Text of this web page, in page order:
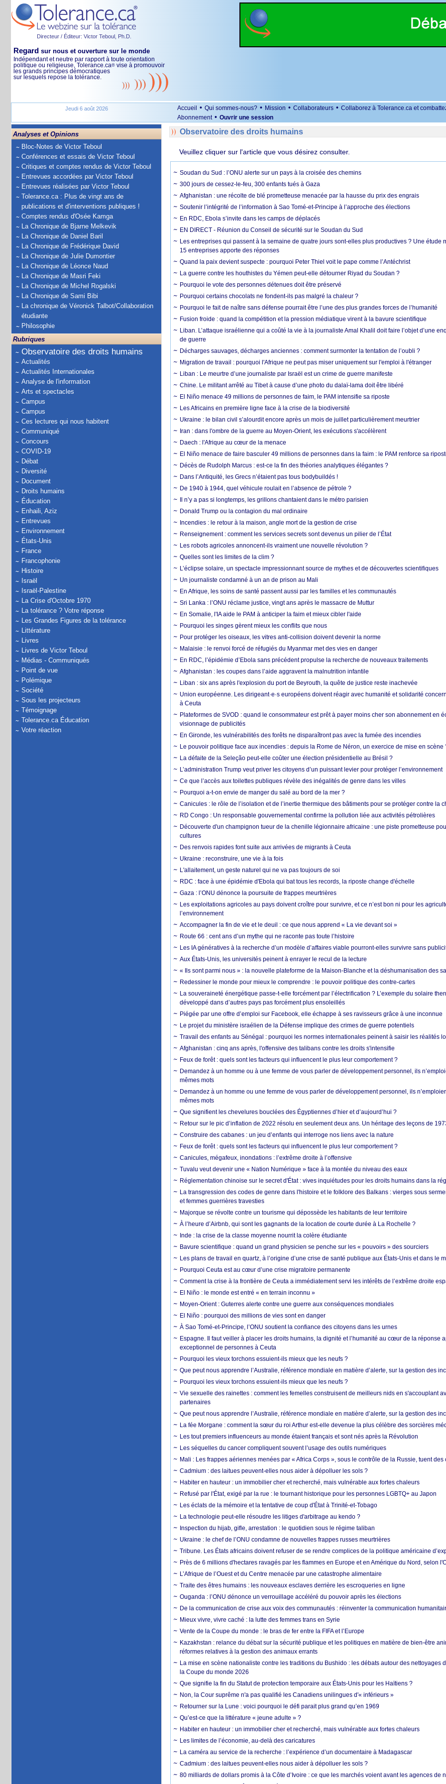
Directeur / Éditeur: Victor Teboul, Ph.D.
Regard sur nous et ouverture sur le monde
Indépendant et neutre par rapport à toute orientation
politique ou religieuse, Tolerance.ca® vise à promouvoir
les grands principes démocratiques
sur lesquels repose la tolérance.
Jeudi 6 août 2026 Accueil • Qui sommes-nous? • Mission • Collaborateurs • Collaborez à Tolerance.ca et
Abonnement • Ouvrir une session
Analyses et Opinions
Bloc-Notes de Victor Teboul
Conférences et essais de Victor Teboul
Critiques et comptes rendus de Victor Teboul
Entrevues accordées par Victor Teboul
Entrevues réalisées par Victor Teboul
Tolerance.ca : Plus de vingt ans de
publications et d'interventions publiques !
Comptes rendus d'Osée Kamga
La Chronique de Bjarne Melkevik
La Chronique de Daniel Baril
La Chronique de Frédérique David
La Chronique de Julie Dumontier
La Chronique de Léonce Naud
La Chronique de Masri Feki
La Chronique de Michel Rogalski
La Chronique de Sami Bibi
La chronique de Véronick Talbot/Collaboration
étudiante
Philosophie
Rubriques
Observatoire des droits humains
Actualités
Actualités Internationales
Analyse de l'information
Arts et spectacles
Campus
Campus
Ces lectures qui nous habitent
Communiqué
Concours
COVID-19
Débat
Diversité
Document
Droits humains
Éducation
Enhaili, Aziz
Entrevues
Environnement
États-Unis
France
Francophonie
Histoire
Israël
Israël-Palestine
La Crise d'Octobre 1970
La tolérance ? Votre réponse
Les Grandes Figures de la tolérance
Littérature
Livres
Livres de Victor Teboul
Médias - Communiqués
Point de vue
Polémique
Société
Sous les projecteurs
Témoignage
Tolerance.ca Éducation
Votre réaction
Observatoire des droits humains
Veuillez cliquer sur l'article que vous désirez consulter.
Soudan du Sud : l’ONU alerte sur un pays à la croisée des chemins
300 jours de cessez-le-feu, 300 enfants tués à Gaza
Afghanistan : une récolte de blé prometteuse menacée par la hausse du prix des engrais
Soutenir l’intégrité de l’information à Sao Tomé-et-Principe à l’approche des élections
En RDC, Ebola s’invite dans les camps de déplacés
EN DIRECT - Réunion du Conseil de sécurité sur le Soudan du Sud
Les entreprises qui passent à la semaine de quatre jours sont-elles plus productives ? Une étude
15 entreprises apporte des réponses
Quand la paix devient suspecte : pourquoi Peter Thiel voit le pape comme l’Antéchrist
La guerre contre les houthistes du Yémen peut-elle détourner Riyad du Soudan ?
Pourquoi le vote des personnes détenues doit être préservé
Pourquoi certains chocolats ne fondent-ils pas malgré la chaleur ?
Pourquoi le fait de naître sans défense pourrait être l’une des plus grandes forces de l’humanité
Fusion froide : quand la compétition et la pression médiatique virent à la bavure scientifique
Liban. L’attaque israélienne qui a coûté la vie à la journaliste Amal Khalil doit faire l’objet d’une
de guerre
Décharges sauvages, décharges anciennes : comment surmonter la tentation de l’oubli ?
Migration de travail : pourquoi l'Afrique ne peut pas miser uniquement sur l'emploi à l'étranger
Liban : Le meurtre d’une journaliste par Israël est un crime de guerre manifeste
Chine. Le militant arrêté au Tibet à cause d’une photo du dalaï-lama doit être libéré
El Niño menace 49 millions de personnes de faim, le PAM intensifie sa riposte
Les Africains en première ligne face à la crise de la biodiversité
Ukraine : le bilan civil s’alourdit encore après un mois de juillet particulièrement meurtrier
Iran : dans l'ombre de la guerre au Moyen-Orient, les exécutions s'accélèrent
Daech : l'Afrique au cœur de la menace
El Niño menace de faire basculer 49 millions de personnes dans la faim : le PAM renforce sa
Décès de Rudolph Marcus : est-ce la fin des théories analytiques élégantes ?
Dans l’Antiquité, les Grecs n’étaient pas tous bodybuildés !
De 1940 à 1944, quel véhicule roulait en l’absence de pétrole ?
Il n’y a pas si longtemps, les grillons chantaient dans le métro parisien
Donald Trump ou la contagion du mal ordinaire
Incendies : le retour à la maison, angle mort de la gestion de crise
Renseignement : comment les services secrets sont devenus un pilier de l’État
Les robots agricoles annoncent-ils vraiment une nouvelle révolution ?
Quelles sont les limites de la clim ?
L’éclipse solaire, un spectacle impressionnant source de mythes et de découvertes scientifiques
Un journaliste condamné à un an de prison au Mali
En Afrique, les soins de santé passent aussi par les familles et les communautés
Sri Lanka : l’ONU réclame justice, vingt ans après le massacre de Muttur
En Somalie, l'IA aide le PAM à anticiper la faim et mieux cibler l'aide
Pourquoi les singes gèrent mieux les conflits que nous
Pour protéger les oiseaux, les vitres anti-collision doivent devenir la norme
Malaisie : le renvoi forcé de réfugiés du Myanmar met des vies en danger
En RDC, l’épidémie d’Ebola sans précédent propulse la recherche de nouveaux traitements
Afghanistan : les coupes dans l’aide aggravent la malnutrition infantile
Liban : six ans après l'explosion du port de Beyrouth, la quête de justice reste inachevée
Union européenne. Les dirigeant·e·s européens doivent réagir avec humanité et solidarité
à Ceuta
Plateformes de SVOD : quand le consommateur est prêt à payer moins cher son abonnement en
visionnage de publicités
En Gironde, les vulnérabilités des forêts ne disparaîtront pas avec la fumée des incendies
Le pouvoir politique face aux incendies : depuis la Rome de Néron, un exercice de mise en scène
La défaite de la Seleção peut-elle coûter une élection présidentielle au Brésil ?
L’administration Trump veut priver les citoyens d’un puissant levier pour protéger l’environnement
Ce que l’accès aux toilettes publiques révèle des inégalités de genre dans les villes
Pourquoi a-t-on envie de manger du salé au bord de la mer ?
Canicules : le rôle de l’isolation et de l’inertie thermique des bâtiments pour se protéger contre la
RD Congo : Un responsable gouvernemental confirme la pollution liée aux activités pétrolières
Découverte d'un champignon tueur de la chenille légionnaire africaine : une piste prometteuse
cultures
Des renvois rapides font suite aux arrivées de migrants à Ceuta
Ukraine : reconstruire, une vie à la fois
L'allaitement, un geste naturel qui ne va pas toujours de soi
RDC : face à une épidémie d'Ebola qui bat tous les records, la riposte change d'échelle
Gaza : l’ONU dénonce la poursuite de frappes meurtrières
Les exploitations agricoles au pays doivent croître pour survivre, et ce n’est bon ni pour les
l’environnement
Accompagner la fin de vie et le deuil : ce que nous apprend « La vie devant soi »
Route 66 : cent ans d’un mythe qui ne raconte pas toute l’histoire
Les IA génératives à la recherche d’un modèle d’affaires viable pourront-elles survivre sans
Aux États-Unis, les universités peinent à enrayer le recul de la lecture
« Ils sont parmi nous » : la nouvelle plateforme de la Maison-Blanche et la déshumanisation des
Redessiner le monde pour mieux le comprendre : le pouvoir politique des contre-cartes
La souveraineté énergétique passe-t-elle forcément par l’électrification ? L’exemple du solaire
développé dans d’autres pays pas forcément plus ensoleillés
Piégée par une offre d’emploi sur Facebook, elle échappe à ses ravisseurs grâce à une inconnue
Le projet du ministère israélien de la Défense implique des crimes de guerre potentiels
Travail des enfants au Sénégal : pourquoi les normes internationales peinent à saisir les réalités
Afghanistan : cinq ans après, l'offensive des talibans contre les droits s'intensifie
Feux de forêt : quels sont les facteurs qui influencent le plus leur comportement ?
Demandez à un homme ou à une femme de vous parler de développement personnel, ils
mêmes mots
Demandez à un homme ou une femme de vous parler de développement personnel, ils
mêmes mots
Que signifient les chevelures bouclées des Égyptiennes d’hier et d’aujourd’hui ?
Retour sur le pic d’inflation de 2022 résolu en seulement deux ans. Un héritage des leçons de
Construire des cabanes : un jeu d’enfants qui interroge nos liens avec la nature
Feux de forêt : quels sont les facteurs qui influencent le plus leur comportement ?
Canicules, mégafeux, inondations : l’extrême droite à l’offensive
Tuvalu veut devenir une « Nation Numérique » face à la montée du niveau des eaux
Réglementation chinoise sur le secret d'État : vives inquiétudes pour les droits humains dans la
La transgression des codes de genre dans l'histoire et le folklore des Balkans : vierges sous
et femmes guerrières travesties
Majorque se révolte contre un tourisme qui dépossède les habitants de leur territoire
À l’heure d’Airbnb, qui sont les gagnants de la location de courte durée à La Rochelle ?
Inde : la crise de la classe moyenne nourrit la colère étudiante
Bavure scientifique : quand un grand physicien se penche sur les « pouvoirs » des sourciers
Les plans de travail en quartz, à l’origine d’une crise de santé publique aux États-Unis et dans le
Pourquoi Ceuta est au cœur d’une crise migratoire permanente
Comment la crise à la frontière de Ceuta a immédiatement servi les intérêts de l’extrême droite
El Niño : le monde est entré « en terrain inconnu »
Moyen-Orient : Guterres alerte contre une guerre aux conséquences mondiales
El Niño : pourquoi des millions de vies sont en danger
À Sao Tomé-et-Principe, l’ONU soutient la confiance des citoyens dans les urnes
Espagne. Il faut veiller à placer les droits humains, la dignité et l’humanité au cœur de la réponse
exceptionnel de personnes à Ceuta
Pourquoi les vieux torchons essuient-ils mieux que les neufs ?
Que peut nous apprendre l’Australie, référence mondiale en matière d’alerte, sur la gestion des
Pourquoi les vieux torchons essuient-ils mieux que les neufs ?
Vie sexuelle des rainettes : comment les femelles construisent de meilleurs nids en s'accouplant
partenaires
Que peut nous apprendre l’Australie, référence mondiale en matière d’alerte, sur la gestion des
La fée Morgane : comment la sœur du roi Arthur est-elle devenue la plus célèbre des sorcières
Les tout premiers influenceurs au monde étaient français et sont nés après la Révolution
Les séquelles du cancer compliquent souvent l’usage des outils numériques
Mali : Les frappes aériennes menées par « Africa Corps », sous le contrôle de la Russie, tuent des
Cadmium : des laitues peuvent-elles nous aider à dépolluer les sols ?
Habiter en hauteur : un immobilier cher et recherché, mais vulnérable aux fortes chaleurs
Refusé par l'État, exigé par la rue : le tournant historique pour les personnes LGBTQ+ au Japon
Les éclats de la mémoire et la tentative de coup d'État à Trinité-et-Tobago
La technologie peut-elle résoudre les litiges d'arbitrage au kendo ?
Inspection du hijab, gifle, arrestation : le quotidien sous le régime taliban
Ukraine : le chef de l’ONU condamne de nouvelles frappes russes meurtrières
Tribune. Les États africains doivent refuser de se rendre complices de la politique américaine
Près de 6 millions d'hectares ravagés par les flammes en Europe et en Amérique du Nord, selon
L’Afrique de l’Ouest et du Centre menacée par une catastrophe alimentaire
Traite des êtres humains : les nouveaux esclaves derrière les escroqueries en ligne
Ouganda : l’ONU dénonce un verrouillage accéléré du pouvoir après les élections
De la communication de crise aux voix des communautés : réinventer la communication
Mieux vivre, vivre caché : la lutte des femmes trans en Syrie
Vente de la Coupe du monde : le bras de fer entre la FIFA et l’Europe
Kazakhstan : relance du débat sur la sécurité publique et les politiques en matière de bien-être
réformes relatives à la gestion des animaux errants
La mise en scène nationaliste contre les traditions du Bushido : les débats autour des nettoyages
la Coupe du monde 2026
Que signifie la fin du Statut de protection temporaire aux États-Unis pour les Haïtiens ?
Non, la Cour suprême n'a pas qualifié les Canadiens unilingues d'« inférieurs »
Retourner sur la Lune : voici pourquoi le défi parait plus grand qu’en 1969
Qu’est-ce que la littérature « jeune adulte » ?
Habiter en hauteur : un immobilier cher et recherché, mais vulnérable aux fortes chaleurs
Les limites de l’économie, au-delà des caricatures
La caméra au service de la recherche : l’expérience d’un documentaire à Madagascar
Cadmium : des laitues peuvent-elles nous aider à dépolluer les sols ?
80 milliards de dollars promis à la Côte d’Ivoire : ce que les marchés voient avant les agences de